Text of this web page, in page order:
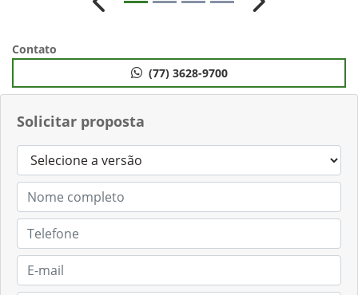
Solicitar proposta
Anterior Próximo
Contato
(77) 3628-9700